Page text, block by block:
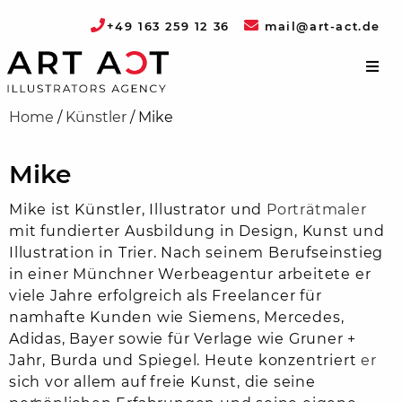
+49 163 259 12 36 mail@art-act.de
Home / Künstler / Mike
Mike
Mike ist Künstler, Illustrator und Porträtmaler
mitfundierterAusbildung in Design, Kunst und
Illustration in Trier. Nachseinem Berufseinstieg
ineiner MünchnerWerbeagentur arbeitete er
viele Jahre erfolgreich als Freelancerfür
namhafte Kunden wie Siemens, Mercedes,
Adidas, BayersowiefürVerlage wie Gruner +
Jahr, Burda und Spiegel. Heute konzentrierter
sich vor allem auffreie Kunst, die seine